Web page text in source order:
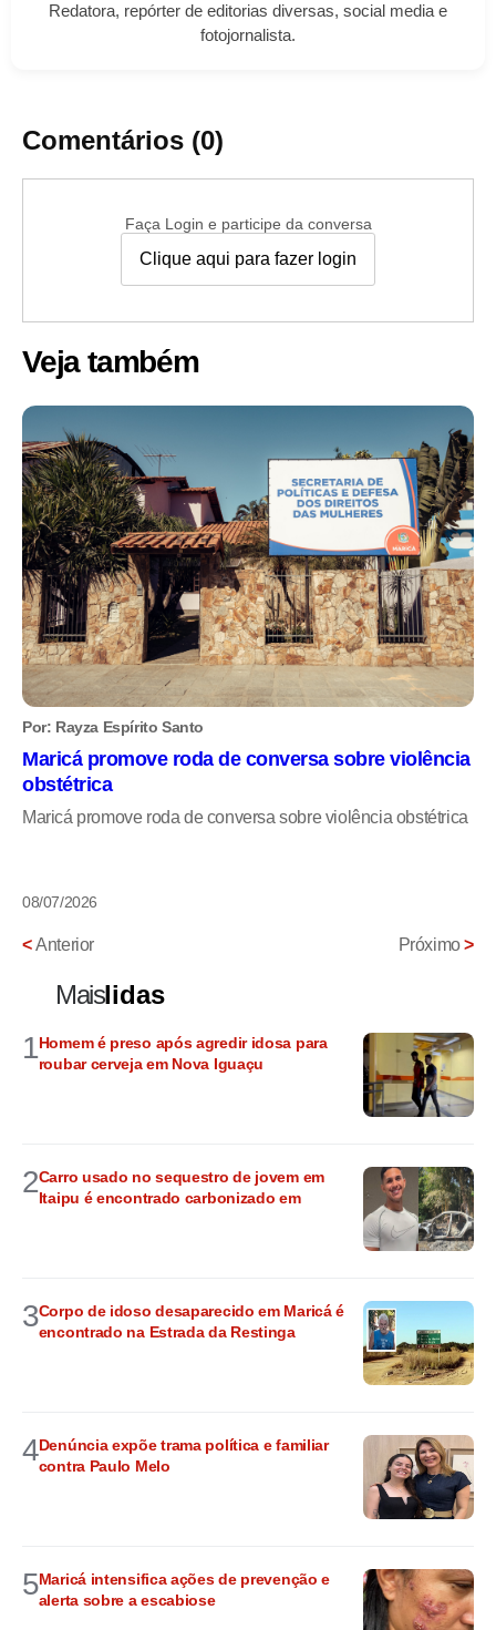
Redatora, repórter de editorias diversas, social media e
fotojornalista.
Comentários (0)
Faça Login e participe da conversa
Clique aqui para fazer login
Veja também
Por: Rayza Espírito Santo
Maricá promove roda de conversa sobre violência
obstétrica
Maricá promove roda de conversa sobre violência obstétrica
08/07/2026
<Anterior Próximo>
Maislidas
1Homem é preso após agredir idosa para
roubar cerveja em Nova Iguaçu
2Carro usado no sequestro de jovem em
Itaipu é encontrado carbonizado em
3Corpo de idoso desaparecido em Maricá é
encontrado na Estrada da Restinga
4Denúncia expõe trama política e familiar
contra Paulo Melo
5Maricá intensifica ações de prevenção e
alerta sobre a escabiose